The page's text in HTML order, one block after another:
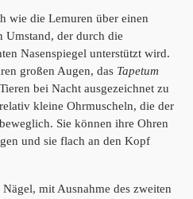
wie die Lemuren über einen
Umstand, der durch die
Nasenspiegel unterstützt wird.
großen Augen, das Tapetum
bei Nacht ausgezeichnet zu
kleine Ohrmuscheln, die der
Sie können ihre Ohren
und sie flach an den Kopf
mit Ausnahme des zweiten